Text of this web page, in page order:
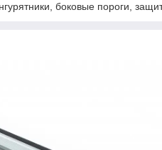
боковые пороги,